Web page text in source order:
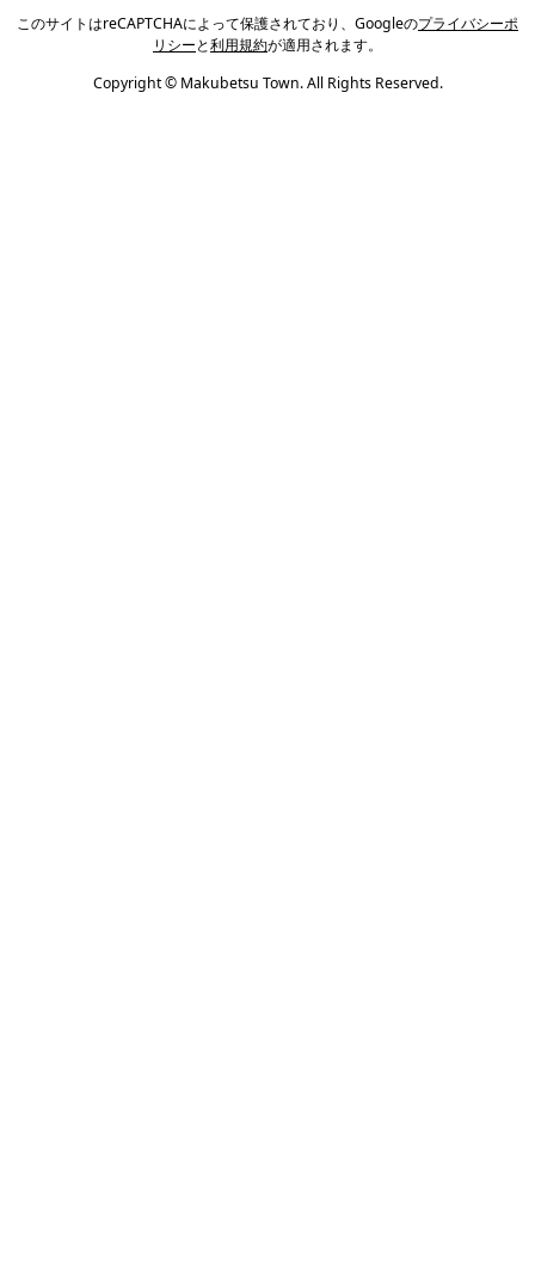
このサイトはreCAPTCHAによって保護されており、Googleのプライバシーポ
リシーと利用規約が適用されます。
Copyright © Makubetsu Town. All Rights Reserved.